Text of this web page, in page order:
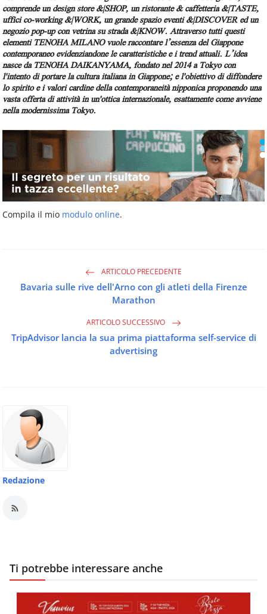
comprende un design store &|SHOP, un ristorante & caffetteria &|TASTE,
uffici co-working &|WORK, un grande spazio eventi &|DISCOVER ed un
negozio pop-up con vetrina su strada &|KNOW. Attraverso tutti questi
elementi TENOHA MILANO vuole raccontare l’essenza del Giappone
contemporaneo evidenziandone le caratteristiche e i trend attuali. L’idea
nasce da TENOHA DAIKANYAMA, fondato nel 2014 a Tokyo con
l'intento di portare la cultura italiana in Giappone; e l'obiettivo di diffondere
lo spirito e i valori cardine della contemporaneità nipponica proponendo una
vasta offerta di attività in un'ottica internazionale, esattamente come avviene
nella modernissima Tokyo.
Compila il mio modulo online.
ARTICOLO PRECEDENTE
Bavaria sulle rive dell'Arno con gli atleti della Firenze
Marathon
ARTICOLO SUCCESSIVO
TripAdvisor lancia la sua prima piattaforma self-service di
advertising
Redazione
Ti potrebbe interessare anche